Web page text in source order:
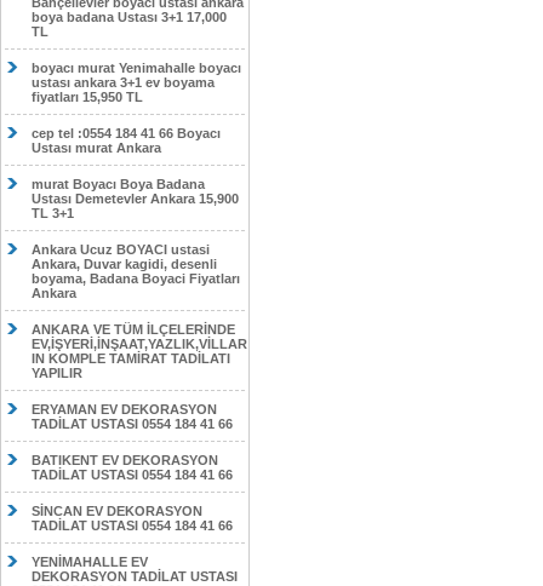
boya badana Ustası 3+1 17,000
TL
boyacı murat Yenimahalle boyacı
ustası ankara 3+1 ev boyama
fiyatları 15,950 TL
cep tel :0554 184 41 66 Boyacı
Ustası murat Ankara
murat Boyacı Boya Badana
Ustası Demetevler Ankara 15,900
TL 3+1
Ankara Ucuz BOYACI ustasi
Ankara, Duvar kagidi, desenli
boyama, Badana Boyaci Fiyatları
Ankara
ANKARA VE TÜM İLÇELERİNDE
EV,İŞYERİ,İNŞAAT,YAZLIK,VİLLAR
IN KOMPLE TAMİRAT TADİLATI
YAPILIR
ERYAMAN EV DEKORASYON
TADİLAT USTASI 0554 184 41 66
BATIKENT EV DEKORASYON
TADİLAT USTASI 0554 184 41 66
SİNCAN EV DEKORASYON
TADİLAT USTASI 0554 184 41 66
YENİMAHALLE EV
DEKORASYON TADİLAT USTASI